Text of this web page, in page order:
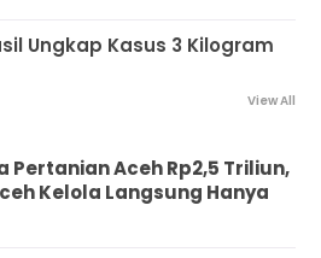
Ungkap Kasus 3 Kilogram
View All
Pertanian Aceh Rp2,5 Triliun,
Kelola Langsung Hanya